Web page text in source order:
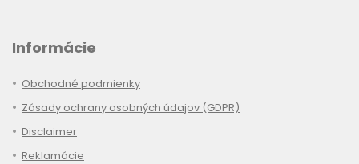
Informácie
Obchodné podmienky
Zásady ochrany osobných údajov (GDPR)
Disclaimer
Reklamácie